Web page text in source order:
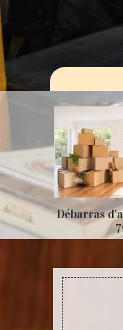
79
Débarras